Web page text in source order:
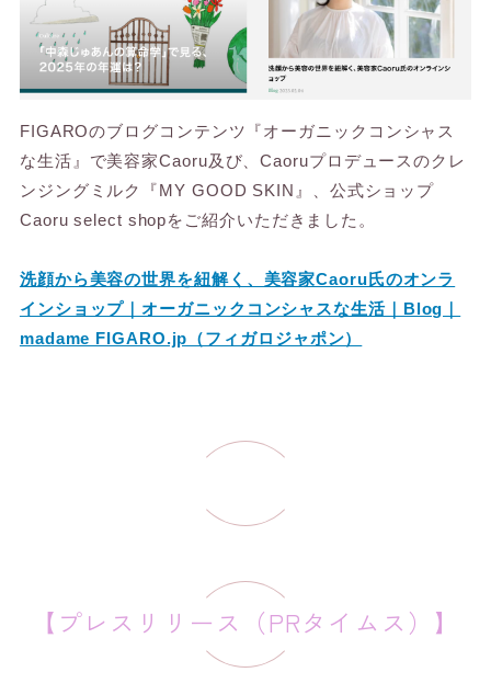
FIGAROのブログコンテンツ『オーガニックコンシャス
な生活』で美容家Caoru及び、Caoruプロデュースのクレ
ンジングミルク『MY GOOD SKIN』、公式ショップ
Caoru select shopをご紹介いただきました。
洗顔から美容の世界を紐解く、美容家Caoru氏のオンラ
インショップ｜オーガニックコンシャスな生活｜Blog｜
madame FIGARO.jp（フィガロジャポン）
【プレスリリース（PRタイムス）】